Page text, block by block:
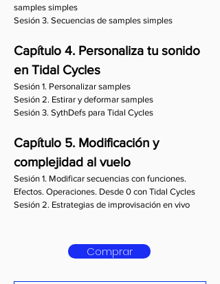
samples simples
Sesión 3. Secuencias de samples simples
Capítulo 4. Personaliza tu sonido
en Tidal Cycles
Sesión 1. Personalizar samples
Sesión 2. Estirar y deformar samples
Sesión 3. SythDefs para Tidal Cycles
Capítulo 5. Modificación y
complejidad al vuelo
Sesión 1. Modificar secuencias con funciones.
Efectos. Operaciones. Desde 0 con Tidal Cycles
Sesión 2. Estrategias de improvisación en vivo
Comprar